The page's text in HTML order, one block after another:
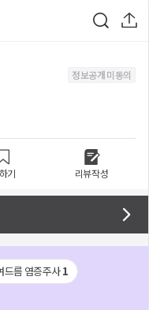
정보공개 미동의
기 리뷰작성
드름 염증주사1